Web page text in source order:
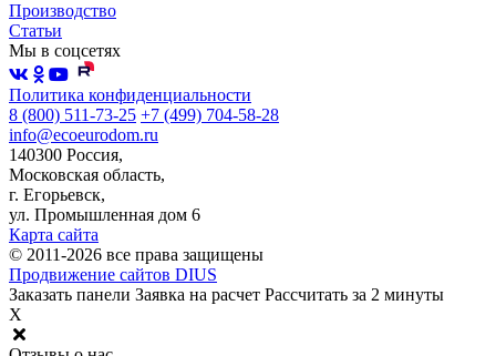
Производство
Статьи
Мы в соцсетях
Политика конфиденциальности
8 (800) 511-73-25 +7 (499) 704-58-28
info@ecoeurodom.ru
140300 Россия,
Московская область,
г. Егорьевск,
ул. Промышленная дом 6
Карта сайта
© 2011-2026 все права защищены
Продвижение сайтов DIUS
Заказать панели Заявка на расчет Рассчитать за 2 минуты
X